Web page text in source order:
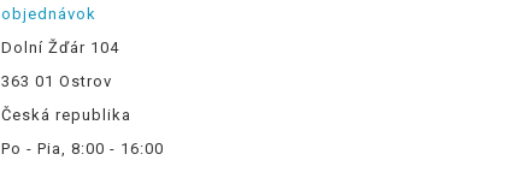
objednávok
Dolní Žďár 104
363 01 Ostrov
Česká republika
Po - Pia, 8:00 - 16:00